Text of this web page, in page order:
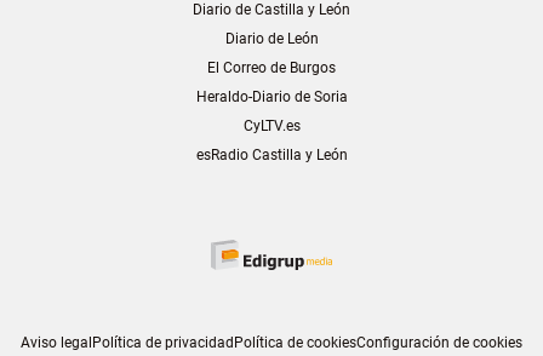
Diario de Castilla y León
Diario de León
El Correo de Burgos
Heraldo-Diario de Soria
CyLTV.es
esRadio Castilla y León
Aviso legal Política de privacidad Política de cookiesConfiguración de cookies